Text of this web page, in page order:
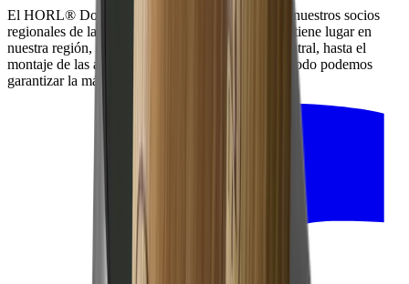
El HORL® Dock se fabrica en colaboración con nuestros socios
regionales de la Selva Negra. Toda la producción tiene lugar en
nuestra región, desde la fabricación del cuerpo central, hasta el
montaje de las almohadillas de silicona. De este modo podemos
garantizar la máxima calidad.